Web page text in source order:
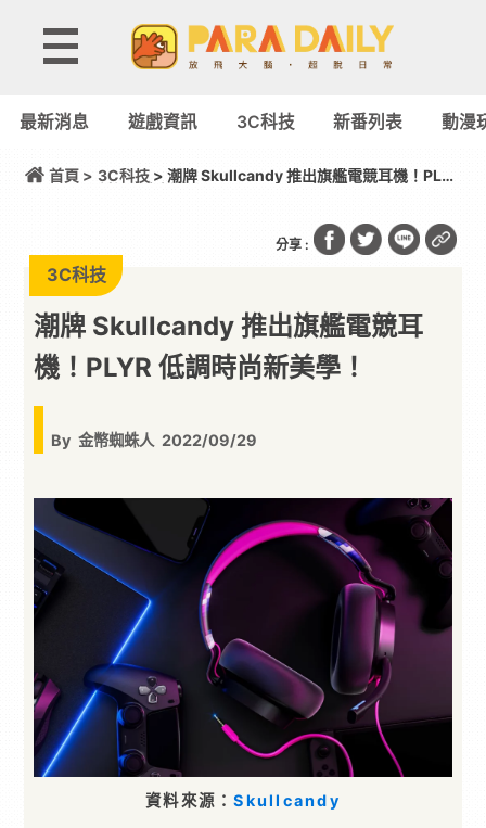
最新消息 遊戲資訊 3C科技 新番列表 動漫
首頁 > 3C科技> 潮牌 Skullcandy 推出旗艦電競耳機！PLYR
分享 :
3C科技
潮牌 Skullcandy 推出旗艦電競耳
機！PLYR 低調時尚新美學！
By 金幣蜘蛛人 2022/09/29
資料來源：Skullcandy